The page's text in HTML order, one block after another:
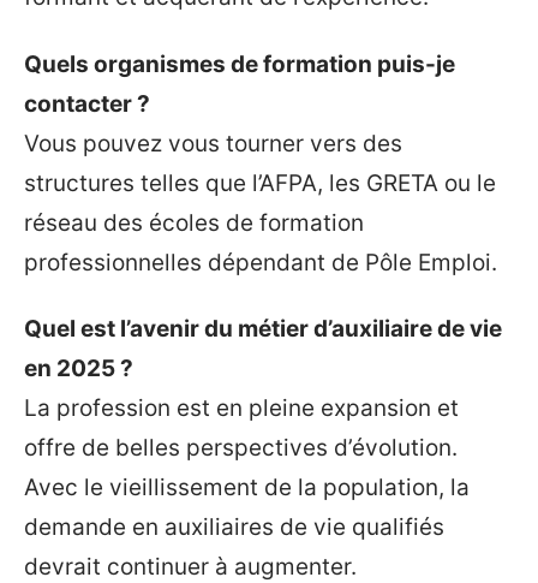
Quels organismes de formation puis-je
contacter ?
Vous pouvez vous tourner vers des
structures telles que l’AFPA, les GRETA ou le
réseau des écoles de formation
professionnelles dépendant de Pôle Emploi.
Quel est l’avenir du métier d’auxiliaire de vie
en 2025 ?
La profession est en pleine expansion et
offre de belles perspectives d’évolution.
Avec le vieillissement de la population, la
demande en auxiliaires de vie qualifiés
devrait continuer à augmenter.